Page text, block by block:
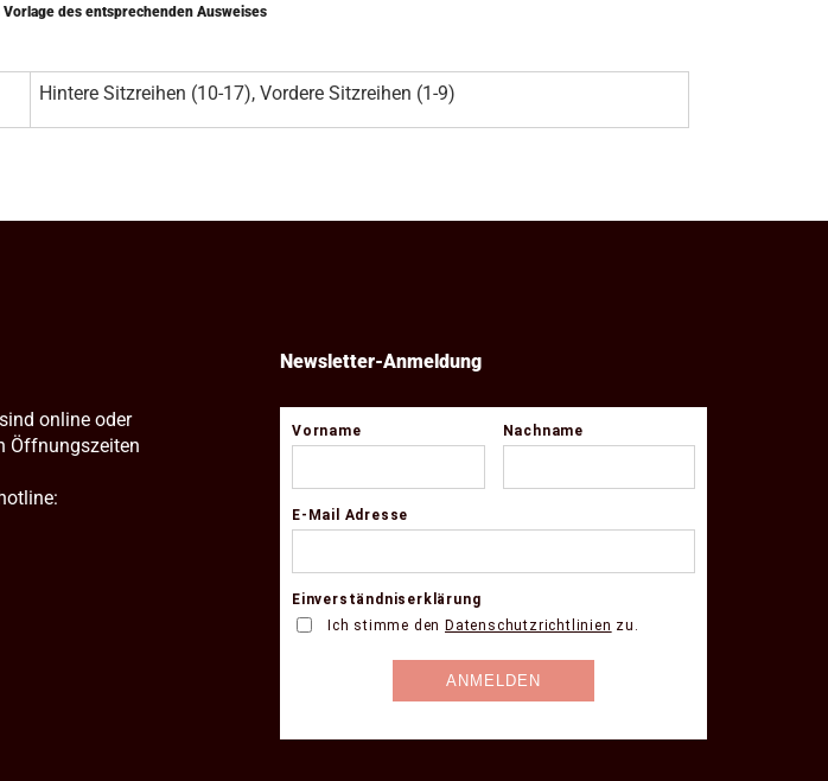
des entsprechenden Ausweises
Hintere Sitzreihen (10-17), Vordere Sitzreihen (1-9)
online oder
Öffnungszeiten
Newsletter-Anmeldung